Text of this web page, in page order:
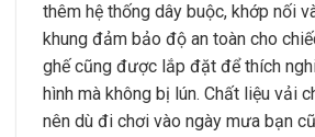
thêm hệ thống dây buộc, khớp nối
khung đảm bảo độ an toàn cho
ghế cũng được lắp đặt để thích
hình mà không bị lún. Chất liệu vải
nên dù đi chơi vào ngày mưa bạn